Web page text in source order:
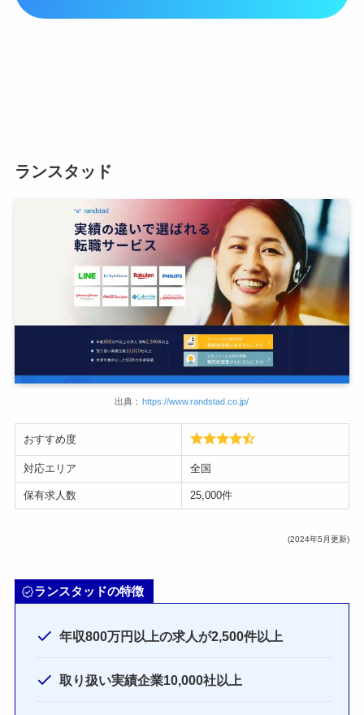
ランスタッド
出典： https://www.randstad.co.jp/
おすすめ度
対応エリア 全国
保有求人数 25,000件
(2024年5月更新)
ランスタッドの特徴
年収800万円以上の求人が2,500件以上
取り扱い実績企業10,000社以上